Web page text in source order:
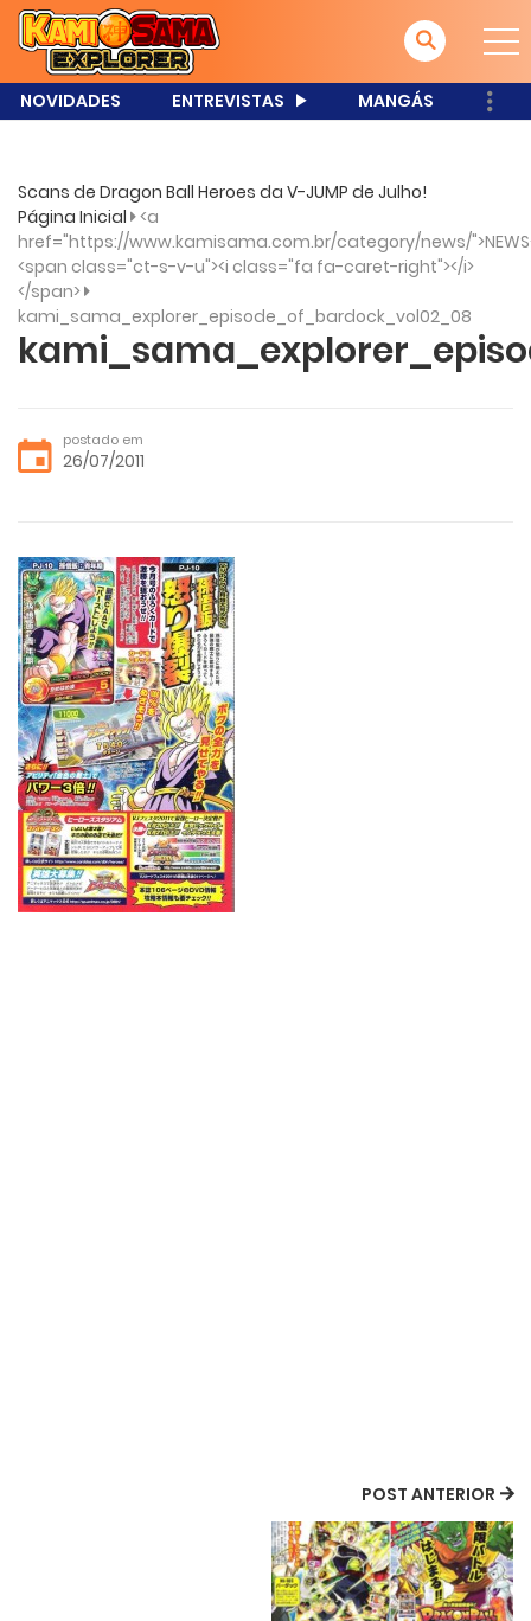
NOVIDADES ENTREVISTAS MANGÁS
Scans de Dragon Ball Heroes da V-JUMP de Julho!
Página Inicial <a
href="https://www.kamisama.com.br/category/news/
<span class="ct-s-v-u"><i class="fa fa-caret-right"></i>
</span>
kami_sama_explorer_episode_of_bardock_vol02_08
postado em
26/07/2011
POST ANTERIOR